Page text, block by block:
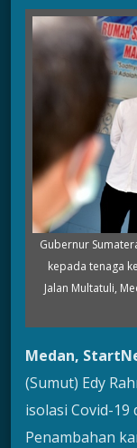
Gubernur
kepada tenaga
Jalan Multatuli,
Medan,
(Sumut) Edy
isolasi Covid-
Penambahan